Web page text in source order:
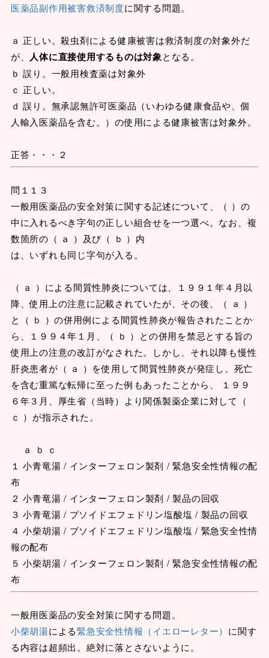
医薬品副作用被害救済制度に関する問題。
ａ 正しい。殺虫剤による健康被害は救済制度の対象外だ
が、 人体に直接使用するものは対象となる。
ｂ 誤り。一般用検査薬は対象外
ｃ 正しい。
ｄ 誤り。無承認無許可医薬品（いわゆる健康食品や、個
人輸入医薬品を含む。）の使用による健康被害は対象外。
正答・・・２
問１１３
一般用医薬品の安全対策に関する記述について、（ ）の
中に入れるべき字句の正しい組合せを一つ選べ。なお、複
数箇所の（ ａ ）及び（ ｂ ）内
は、いずれも同じ字句が入る。
（ ａ ）による間質性肺炎については、１９９１年４月以
降、使用上の注意に記載されていたが、その後、（ ａ ）
と（ ｂ ）の併用例による間質性肺炎が報告されたことか
ら、１９９４年１月、（ ｂ ）との併用を禁忌とする旨の
使用上の注意の改訂がなされた。しかし、それ以降も慢性
肝炎患者が（ ａ ）を使用して間質性肺炎が発症し、死亡
を含む重篤な転帰に至った例もあったことから、 １９９
６年３月、厚生省（当時）より関係製薬企業に対して（
ｃ ）が指示された。
ａ ｂ ｃ
１ 小青竜湯 / インターフェロン製剤 / 緊急安全性情報の配
布
２ 小青竜湯 / インターフェロン製剤 / 製品の回収
３ 小青竜湯 / プソイドエフェドリン塩酸塩 / 製品の回収
４ 小柴胡湯 / プソイドエフェドリン塩酸塩 / 緊急安全性情
報の配布
５ 小柴胡湯 / インターフェロン製剤 / 緊急安全性情報の配
布
一般用医薬品の安全対策に関する問題。
小柴胡湯による緊急安全性情報（イエローレター） に関す
る内容は超頻出。絶対に落とさないように。